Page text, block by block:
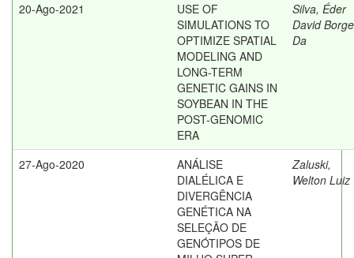
20-Ago-2021
USE OF
SIMULATIONS TO
OPTIMIZE SPATIAL
MODELING AND
LONG-TERM
GENETIC GAINS IN
SOYBEAN IN THE
POST-GENOMIC
ERA
Silva, Éder
David
Da
27-Ago-2020
ANÁLISE
DIALÉLICA E
DIVERGÊNCIA
GENÉTICA NA
SELEÇÃO DE
GENÓTIPOS DE
Zaluski,
Welton Luiz